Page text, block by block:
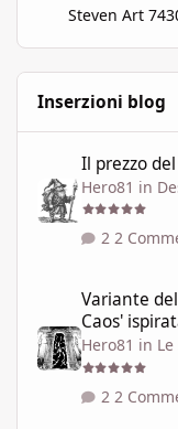
Steven Art 74
Inserzioni blog
Il prezzo
Hero81 in
2
Variante
Caos'
Hero81 in
2